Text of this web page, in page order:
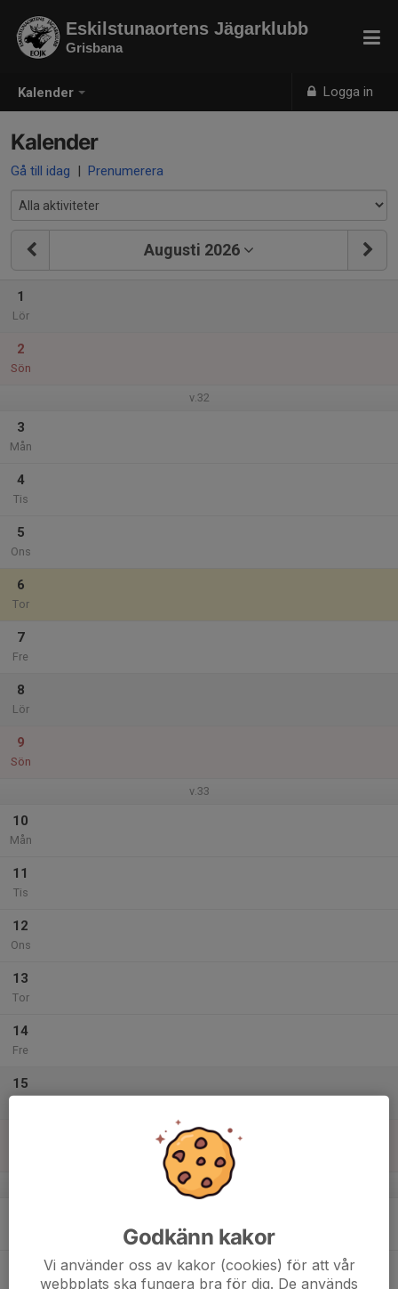
Kalender Logga in
Eskilstunaortens Jägarklubb
Grisbana
Kalender
Gå till idag | Prenumerera
Augusti 2026
1
Lör
2
Sön
v.32
3
Mån
4
Tis
5
Ons
6
Tor
7
Fre
8
Lör
9
Sön
v.33
10
Mån
11
Tis
12
Ons
13
Tor
14
Fre
15
v.34
Godkänn kakor
Vi använder oss av kakor (cookies) för att vår
webbplats ska fungera bra för dig. De används